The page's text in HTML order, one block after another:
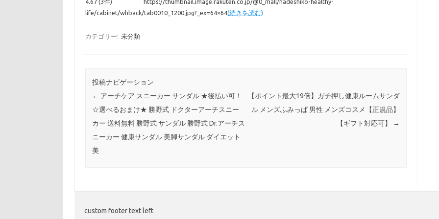
4.67 (3件)
https://thumbnail.image.rakuten.co.jp/@0_mall/nadeshiko-healthy-
life/cabinet/whback/tab0010_1200.jpg?_ex=64×64(続きを読む)
カテゴリー: 未分類
投稿ナビゲーション
← アーチケア スニーカー サンダル ★後払い可！
☆選べるおまけ★ 勝野式 ドクターアーチスニー
カー 送料無料 勝野式 サンダル 勝野式 Dr.アーチス
ニーカー 健康サンダル 美脚サンダル ダイエット
美
【ポイント最大19倍】ガチ押し健康ルームサンダ
ル メンズふみっぱ 男性 メンズコスメ【正規品】
【ギフト対応可】
→
custom footer text left